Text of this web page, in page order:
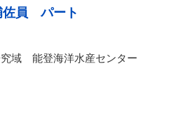
佐員 パート
域 能登海洋水産センター